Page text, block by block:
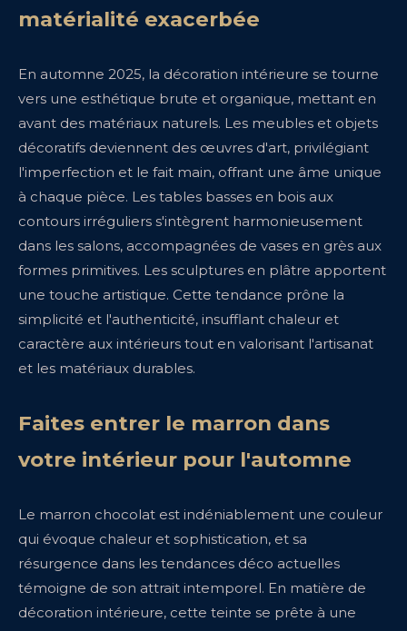
matérialité exacerbée
En automne 2025, la décoration intérieure se tourne
vers une esthétique brute et organique, mettant en
avant des matériaux naturels. Les meubles et objets
décoratifs deviennent des œuvres d'art, privilégiant
l'imperfection et le fait main, offrant une âme unique
à chaque pièce. Les tables basses en bois aux
contours irréguliers s'intègrent harmonieusement
dans les salons, accompagnées de vases en grès aux
formes primitives. Les sculptures en plâtre apportent
une touche artistique. Cette tendance prône la
simplicité et l'authenticité, insufflant chaleur et
caractère aux intérieurs tout en valorisant l'artisanat
et les matériaux durables.
Faites entrer le marron dans
votre intérieur pour l'automne
Le marron chocolat est indéniablement une couleur
qui évoque chaleur et sophistication, et sa
résurgence dans les tendances déco actuelles
témoigne de son attrait intemporel. En matière de
décoration intérieure, cette teinte se prête à une